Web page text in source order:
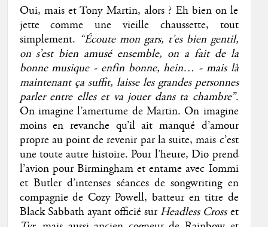
Oui, mais et Tony Martin, alors ? Eh bien on le
jette comme une vieille chaussette, tout
simplement. “Écoute mon gars, t’es bien gentil,
on s’est bien amusé ensemble, on a fait de la
bonne musique - enfin bonne, hein… - mais là
maintenant ça suffit, laisse les grandes personnes
parler entre elles et va jouer dans ta chambre”.
On imagine l’amertume de Martin. On imagine
moins en revanche qu’il ait manqué d’amour
propre au point de revenir par la suite, mais c’est
une toute autre histoire. Pour l’heure, Dio prend
l’avion pour Birmingham et entame avec Iommi
et Butler d’intenses séances de songwriting en
compagnie de Cozy Powell, batteur en titre de
Black Sabbath ayant officié sur Headless Crosset